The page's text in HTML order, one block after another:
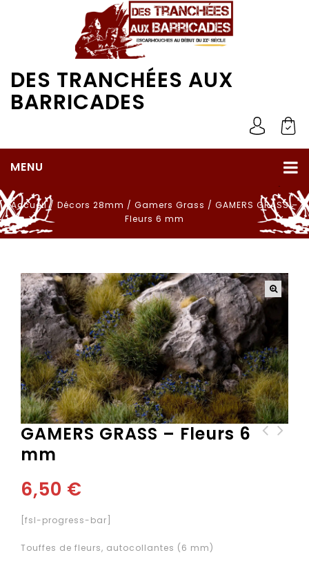
DES TRANCHÉES AUX
BARRICADES
MENU
Accueil/ Décors 28mm / Gamers Grass / GAMERS GRASS –
Fleurs 6 mm
GAMERS GRASS – Fleurs 6
mm
6,50 €
[fsl-progress-bar]
Touffes de fleurs, autocollantes (6 mm)